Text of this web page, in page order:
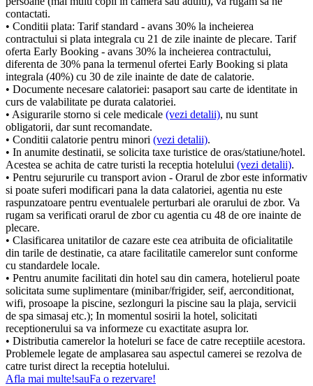
contactati.
• Conditii plata: Tarif standard - avans 30% la incheierea
contractului si plata integrala cu 21 de zile inainte de plecare. Tarif
oferta Early Booking - avans 30% la incheierea contractului,
diferenta de 30% pana la termenul ofertei Early Booking si plata
integrala (40%) cu 30 de zile inainte de date de calatorie.
• Documente necesare calatoriei: pasaport sau carte de identitate in
curs de valabilitate pe durata calatoriei.
• Asigurarile storno si cele medicale (vezi detalii), nu sunt
obligatorii, dar sunt recomandate.
• Conditii calatorie pentru minori (vezi detalii).
• In anumite destinatii, se solicita taxe turistice de oras/statiune/hotel.
Acestea se achita de catre turisti la receptia hotelului (vezi detalii).
• Pentru sejururile cu transport avion - Orarul de zbor este informativ
si poate suferi modificari pana la data calatoriei, agentia nu este
raspunzatoare pentru eventualele perturbari ale orarului de zbor. Va
rugam sa verificati orarul de zbor cu agentia cu 48 de ore inainte de
plecare.
• Clasificarea unitatilor de cazare este cea atribuita de oficialitatile
din tarile de destinatie, ca atare facilitatile camerelor sunt conforme
cu standardele locale.
• Pentru anumite facilitati din hotel sau din camera, hotelierul poate
solicitata sume suplimentare (minibar/frigider, seif, aerconditionat,
wifi, prosoape la piscine, sezlonguri la piscine sau la plaja, servicii
de spa simasaj etc.); In momentul sosirii la hotel, solicitati
receptionerului sa va informeze cu exactitate asupra lor.
• Distributia camerelor la hoteluri se face de catre receptiile acestora.
Problemele legate de amplasarea sau aspectul camerei se rezolva de
catre turist direct la receptia hotelului.
Afla mai multe!sauFa o rezervare!